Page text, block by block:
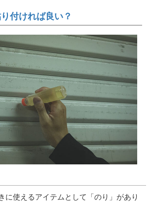
付ければ良い？
に使えるアイテムとして「のり」があり